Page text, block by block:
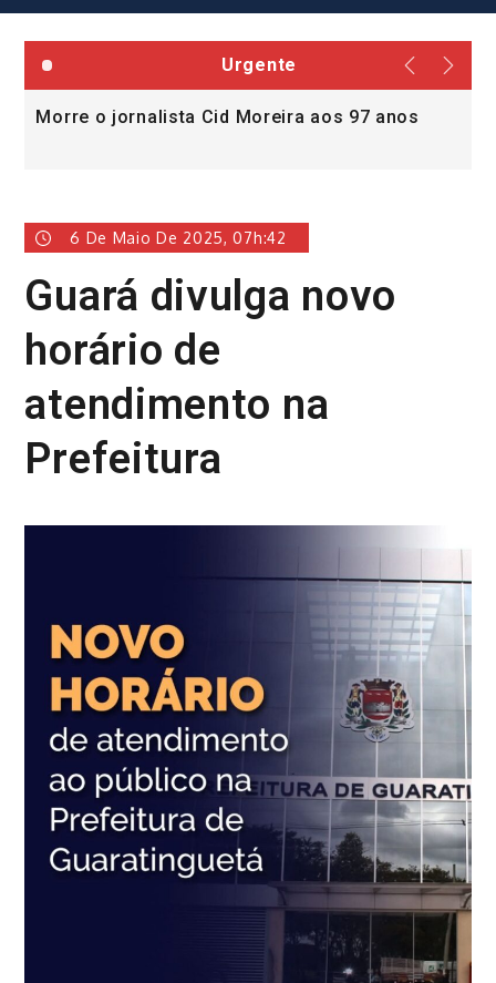
Urgente
Morre o jornalista Cid Moreira aos 97 anos
6 De Maio De 2025, 07h:42
Guará divulga novo
horário de
atendimento na
Prefeitura